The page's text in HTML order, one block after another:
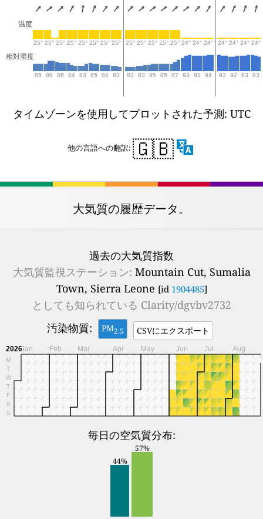
温度
25° 25° 25° 25° 25° 25° 25° 25° 25° 25° 25° 25° 25° 24° 24° 24° 24° 24° 24° 24°
相対湿度
85 88 86 84 83 85 84 83 82 83 85 85 87 93 93 94 93 92 93 93
タイムゾーンを使用してプロットされた予測: UTC
他の言語への翻訳: 🇬🇧
大気質の履歴データ。
過去の大気質指数
大気質監視ステーション: Mountain Cut, Sumalia
Town, Sierra Leone [id 1904485]
としても知られている Clarity/dgvbv2732
汚染物質:
PM2.5 CSVにエクスポート
2026
M
T
W
T
F
S
S
Jan Feb Mar Apr May Jun Jul Aug
毎日の空気質分布:
44%
57%